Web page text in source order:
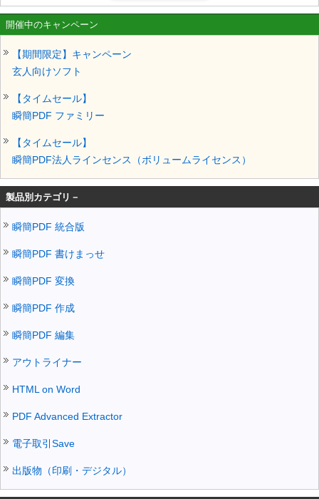
開催中のキャンペーン
【期間限定】キャンペーン
玄人向けソフト
【タイムセール】
瞬簡PDF ファミリー
【タイムセール】
瞬簡PDF法人ラインセンス（ボリュームライセンス）
製品別カテゴリ－
瞬簡PDF 統合版
瞬簡PDF 書けまっせ
瞬簡PDF 変換
瞬簡PDF 作成
瞬簡PDF 編集
アウトライナー
HTML on Word
PDF Advanced Extractor
電子取引Save
出版物（印刷・デジタル）